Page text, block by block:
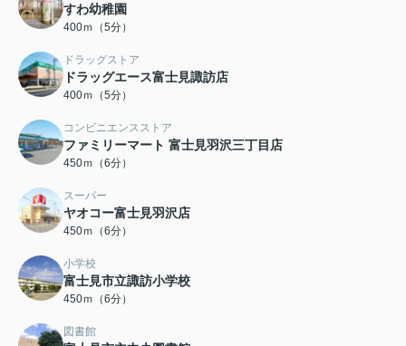
すわ幼稚園
400ｍ（5分）
ドラッグストア
ドラッグエース富士見諏訪店
400ｍ（5分）
コンビニエンスストア
ファミリーマート 富士見羽沢三丁目店
450ｍ（6分）
スーパー
ヤオコー富士見羽沢店
450ｍ（6分）
小学校
富士見市立諏訪小学校
450ｍ（6分）
図書館